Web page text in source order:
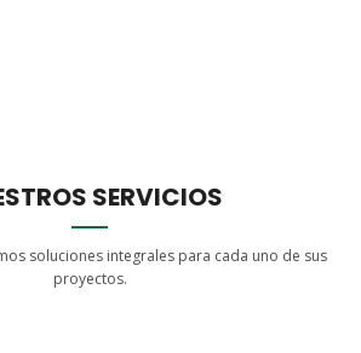
SERVICIOS
soluciones integrales para cada uno de sus
proyectos.